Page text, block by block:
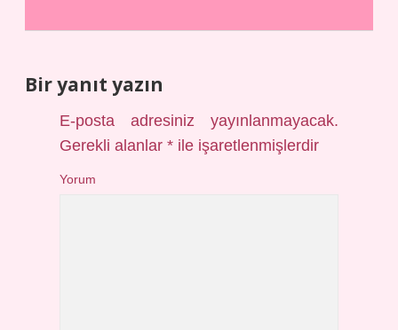
Bir yanıt yazın
E-posta adresiniz yayınlanmayacak.
Gerekli alanlar* ile işaretlenmişlerdir
Yorum